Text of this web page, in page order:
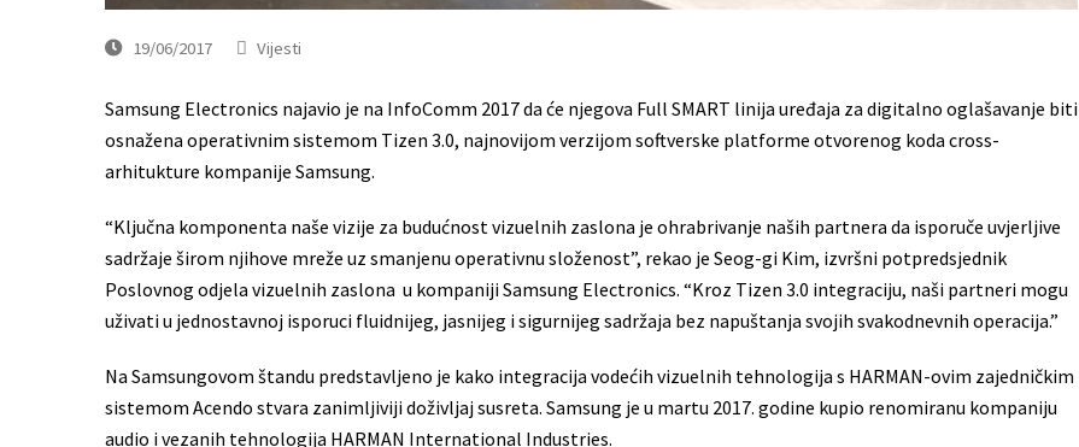
19/06/2017 Vijesti
Samsung Electronics najavio je na InfoComm 2017 da će njegova Full SMART linija uređaja za digitalno oglašavanje biti
osnažena operativnim sistemom Tizen 3.0, najnovijom verzijom softverske platforme otvorenog koda cross-
arhitukture kompanije Samsung.
“Ključna komponenta naše vizije za budućnost vizuelnih zaslona je ohrabrivanje naših partnera da isporuče uvjerljive
sadržaje širom njihove mreže uz smanjenu operativnu složenost”, rekao je Seog-gi Kim, izvršni potpredsjednik
Poslovnog odjela vizuelnih zaslona u kompaniji Samsung Electronics. “Kroz Tizen 3.0 integraciju, naši partneri mogu
uživati u jednostavnoj isporuci fluidnijeg, jasnijeg i sigurnijeg sadržaja bez napuštanja svojih svakodnevnih operacija.”
Na Samsungovom štandu predstavljeno je kako integracija vodećih vizuelnih tehnologija s HARMAN-ovim zajedničkim
sistemom Acendo stvara zanimljiviji doživljaj susreta. Samsung je u martu 2017. godine kupio renomiranu kompaniju
audio i vezanih tehnologija HARMAN International Industries.